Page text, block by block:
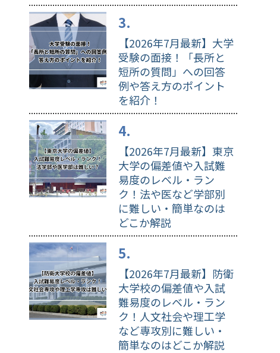
【2026年7月最新】大学
受験の面接！「長所と
短所の質問」への回答
例や答え方のポイント
を紹介！
【2026年7月最新】東京
大学の偏差値や入試難
易度のレベル・ラン
ク！法や医など学部別
に難しい・簡単なのは
どこか解説
【2026年7月最新】防衛
大学校の偏差値や入試
難易度のレベル・ラン
ク！人文社会や理工学
など専攻別に難しい・
簡単なのはどこか解説